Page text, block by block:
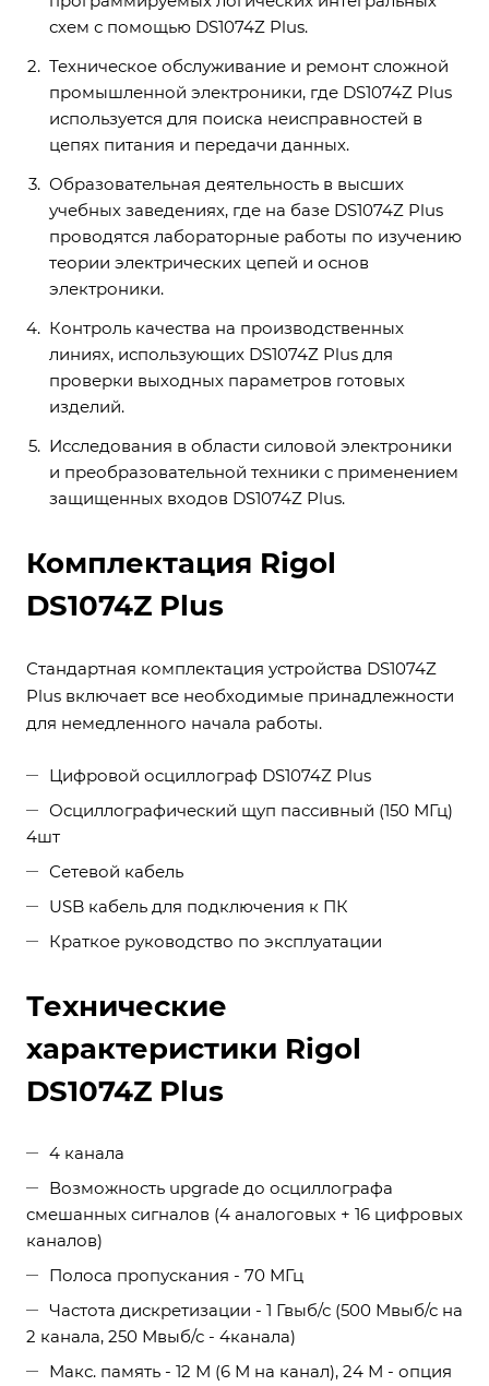
схем с помощью DS1074Z Plus.
Техническое обслуживание и ремонт сложной
промышленной электроники, где DS1074Z Plus
используется для поиска неисправностей в
цепях питания и передачи данных.
Образовательная деятельность в высших
учебных заведениях, где на базе DS1074Z Plus
проводятся лабораторные работы по изучению
теории электрических цепей и основ
электроники.
Контроль качества на производственных
линиях, использующих DS1074Z Plus для
проверки выходных параметров готовых
изделий.
Исследования в области силовой электроники
и преобразовательной техники с применением
защищенных входов DS1074Z Plus.
Комплектация Rigol
DS1074Z Plus
Стандартная комплектация устройства DS1074Z
Plus включает все необходимые принадлежности
для немедленного начала работы.
Цифровой осциллограф DS1074Z Plus
Осциллографический щуп пассивный (150 МГц)
4шт
Сетевой кабель
USB кабель для подключения к ПК
Краткое руководство по эксплуатации
Технические
характеристики Rigol
DS1074Z Plus
4 канала
Возможность upgrade до осциллографа
смешанных сигналов (4 аналоговых + 16 цифровых
каналов)
Полоса пропускания - 70 МГц
Частота дискретизации - 1 Гвыб/с (500 Мвыб/с на
2 канала, 250 Мвыб/с - 4канала)
Макс. память - 12 М (6 М на канал), 24 М - опция